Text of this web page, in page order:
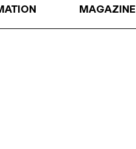
MAGAZINE